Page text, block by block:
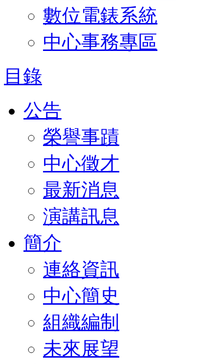
數位電錶系統
中心事務專區
目錄
公告
榮譽事蹟
中心徵才
最新消息
演講訊息
簡介
連絡資訊
中心簡史
組織編制
未來展望